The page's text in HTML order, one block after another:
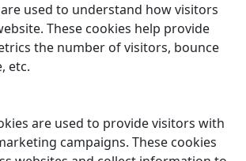
used to understand how visitors
These cookies help provide
the number of visitors, bounce
etc.
are used to provide visitors with
campaigns. These cookies